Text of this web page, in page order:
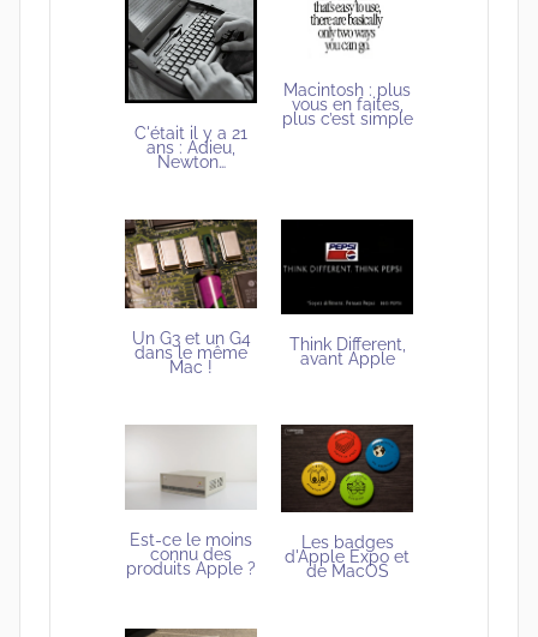
C'était il y a 21
ans : Adieu,
Newton…
Macintosh : plus
vous en faites,
plus c’est simple
Un G3 et un G4
dans le même
Mac !
Think Different,
avant Apple
Est-ce le moins
connu des
produits Apple ?
Les badges
d'Apple Expo et
de MacOS